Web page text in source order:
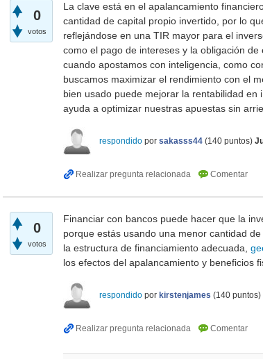
0
votos
La clave está en el apalancamiento
cantidad de capital propio invertido, por lo
reflejándose en una TIR mayor para el
como el pago de intereses y la obligación
cuando apostamos con inteligencia, como
buscamos maximizar el rendimiento con el
bien usado puede mejorar la rentabilidad
ayuda a optimizar nuestras apuestas sin
respondido por sakasss44 (140 puntos)
0
votos
Financiar con bancos puede hacer que la
porque estás usando una menor cantidad
la estructura de financiamiento adecuada,
los efectos del apalancamiento y beneficios
respondido por kirstenjames (140 puntos)